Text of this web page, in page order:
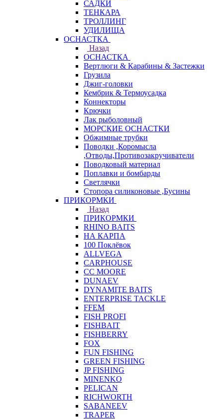
САДКИ
ТЕНКАРА
ТРОЛЛИНГ
УДИЛИЩА
ОСНАСТКА
Назад
ОСНАСТКА
Вертлюги & Карабины & Застежки
Грузила
Джиг-головки
Кембрик & Термоусадка
Коннекторы
Крючки
Лак рыболовный
МОРСКИЕ ОСНАСТКИ
Обжимные трубки
Поводки ,Коромысла
,Отводы,Противозакручиватели
Поводковый материал
Поплавки и бомбарды
Светлячки
Стопора силиконовые ,Бусины
ПРИКОРМКИ
Назад
ПРИКОРМКИ
RHINO BAITS
НА КАРПА
100 Поклёвок
ALLVEGA
CARPHOUSE
CC MOORE
DUNAEV
DYNAMITE BAITS
ENTERPRISE TACKLE
FFEM
FISH PROFI
FISHBAIT
FISHBERRY
FOX
FUN FISHING
GREEN FISHING
JP FISHING
MINENKO
PELICAN
RICHWORTH
SABANEEV
TRAPER